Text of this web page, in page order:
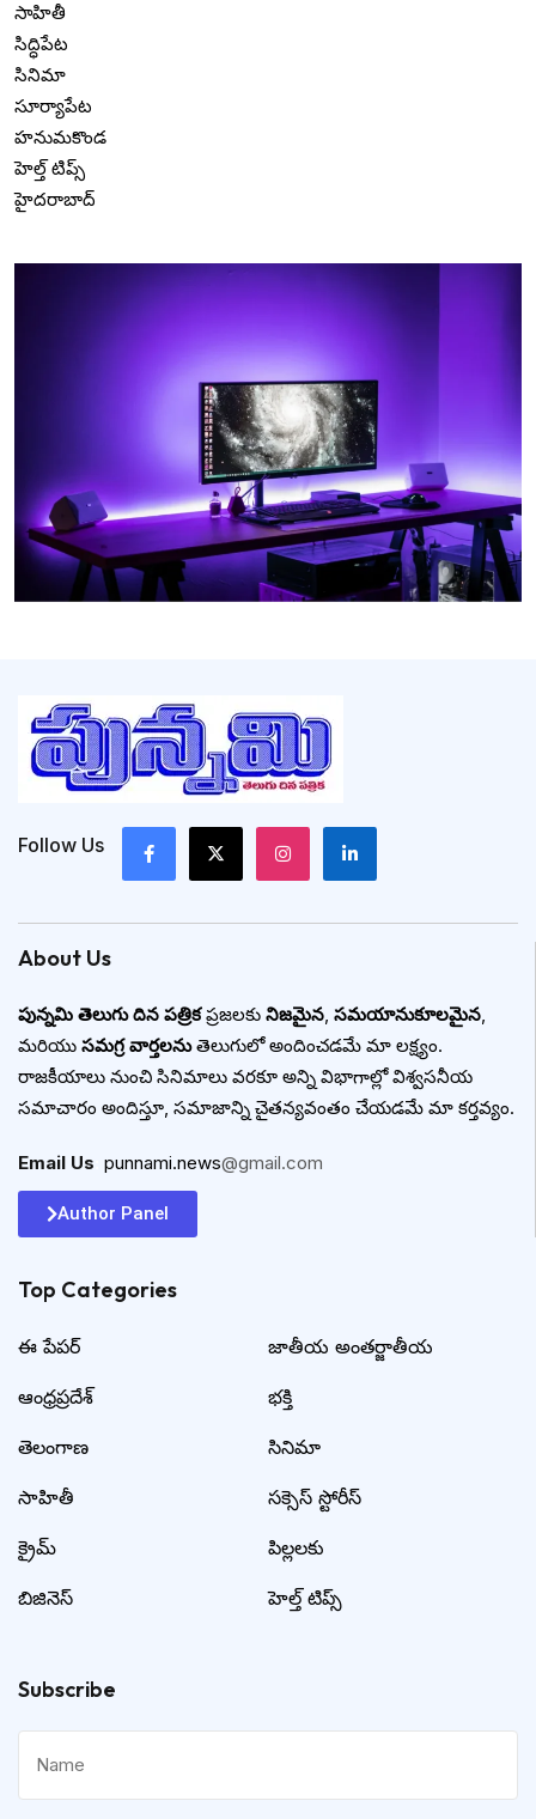
సాహితీ
సిద్ధిపేట
సినిమా
సూర్యాపేట
హనుమకొండ
హెల్త్ టిప్స్
హైదరాబాద్
Follow Us
About Us
పున్నమి తెలుగు దిన పత్రికప్రజలకు నిజమైన, సమయానుకూలమైన,
మరియు సమగ్ర వార్తలనుతెలుగులో అందించడమే మా లక్ష్యం.
రాజకీయాలు నుంచి సినిమాలు వరకూ అన్ని విభాగాల్లో విశ్వసనీయ
సమాచారం అందిస్తూ, సమాజాన్ని చైతన్యవంతం చేయడమే మా కర్తవ్యం.
Email Us punnami.news@gmail.com
Author Panel
Top Categories​
ఈ పేపర్
ఆంధ్రప్రదేశ్
తెలంగాణ
సాహితీ
క్రైమ్
బిజినెస్
జాతీయ అంతర్జాతీయ
భక్తి
సినిమా
సక్సెస్ స్టోరీస్
పిల్లలకు
హెల్త్ టిప్స్
Subscribe